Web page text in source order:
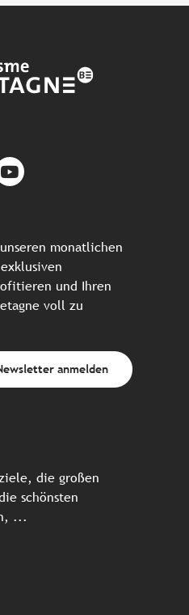
monatlichen
und Ihren
voll zu
anmelden
die großen
schönsten
...